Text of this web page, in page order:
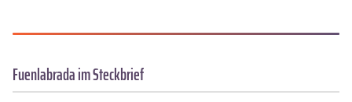
Fuenlabrada im Steckbrief